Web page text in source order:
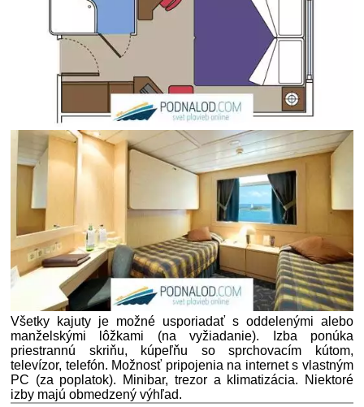
Všetky kajuty je možné usporiadať s oddelenými alebo
manželskými lôžkami (na vyžiadanie). Izba ponúka
priestrannú skriňu, kúpeľňu so sprchovacím kútom,
televízor, telefón. Možnosť pripojenia na internet s vlastným
PC (za poplatok). Minibar, trezor a klimatizácia. Niektoré
izby majú obmedzený výhľad.